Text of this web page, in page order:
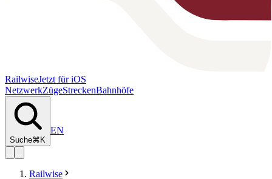
RailwiseJetzt für iOS
NetzwerkZügeStreckenBahnhöfe
Suche⌘K
EN
Railwise